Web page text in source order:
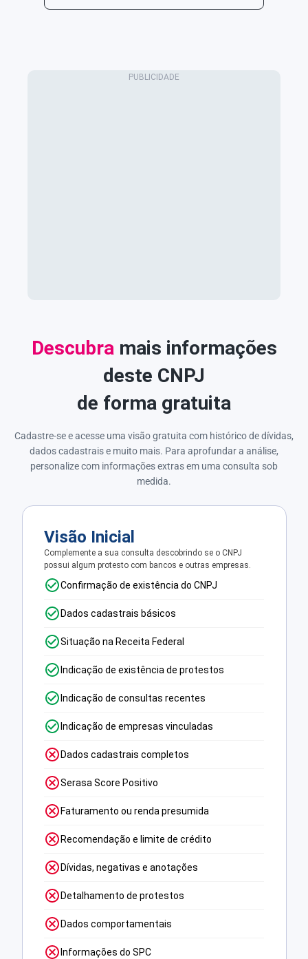
Descubra mais informações
deste CNPJ
de forma gratuita
Cadastre-se e acesse uma visão gratuita com histórico de dívidas,
dados cadastrais e muito mais. Para aprofundar a análise,
personalize com informações extras em uma consulta sob
medida.
Visão Inicial
Complemente a sua consulta descobrindo se o CNPJ
possui algum protesto com bancos e outras empresas.
Confirmação de existência do CNPJ
Dados cadastrais básicos
Situação na Receita Federal
Indicação de existência de protestos
Indicação de consultas recentes
Indicação de empresas vinculadas
Dados cadastrais completos
Serasa Score Positivo
Faturamento ou renda presumida
Recomendação e limite de crédito
Dívidas, negativas e anotações
Detalhamento de protestos
Dados comportamentais
Informações do SPC